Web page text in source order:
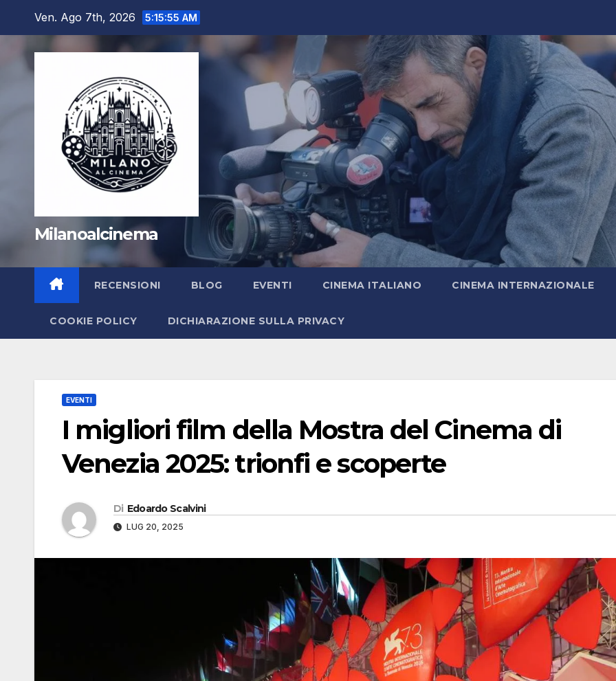
contenuto
Ven. Ago 7th, 2026 5:15:56 AM
Milanoalcinema
RECENSIONI BLOG EVENTI CINEMA ITALIANO CINEMA INTERNAZIONALE
COOKIE POLICY DICHIARAZIONE SULLA PRIVACY
EVENTI
I migliori film della Mostra del Cinema di
Venezia 2025: trionfi e scoperte
Di Edoardo Scalvini
LUG 20, 2025